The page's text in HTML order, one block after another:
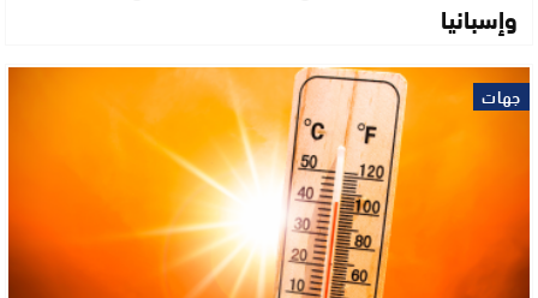
وإسبانيا
جهات